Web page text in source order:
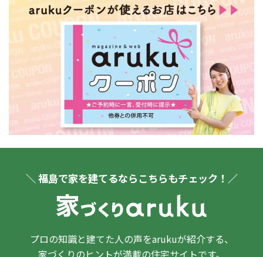
＼ 福島で家を建てるならこちらもチェック！／
プロの知識と建てた人の声をarukuが紹介する、